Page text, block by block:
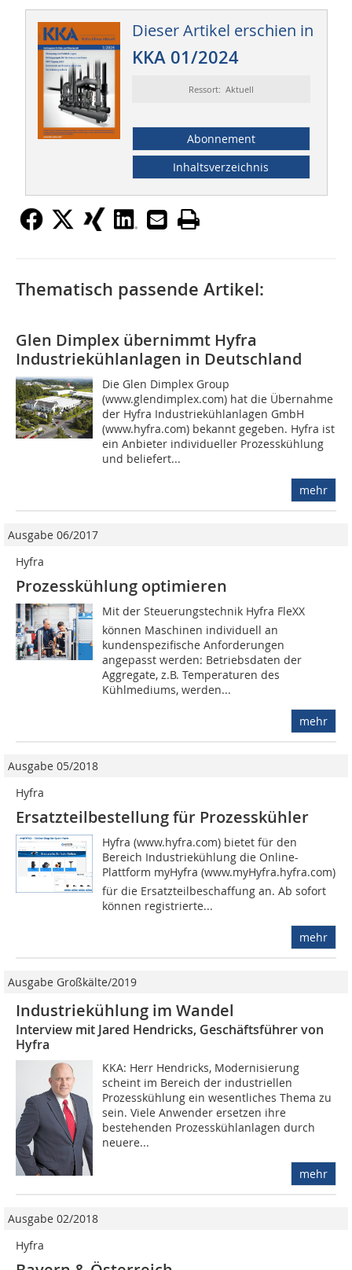
Dieser Artikel erschien in
KKA 01/2024
Ressort: Aktuell
Abonnement
Inhaltsverzeichnis
Thematisch passende Artikel:
Glen Dimplex übernimmt Hyfra
Industriekühlanlagen in Deutschland
Die Glen Dimplex Group
(www.glendimplex.com) hat die Übernahme
der Hyfra Industriekühlanlagen GmbH
(www.hyfra.com) bekannt gegeben. Hyfra ist
ein Anbieter individueller Prozesskühlung
und beliefert...
mehr
Ausgabe 06/2017
Hyfra
Prozesskühlung optimieren
Mit der Steuerungstechnik Hyfra FleXX
können Maschinen individuell an
kundenspezifische Anforderungen
angepasst werden: Betriebsdaten der
Aggregate, z.B. Temperaturen des
Kühlmediums, werden...
mehr
Ausgabe 05/2018
Hyfra
Ersatzteilbestellung für Prozesskühler
Hyfra (www.hyfra.com) bietet für den
Bereich Industriekühlung die Online-
Plattform myHyfra (www.myHyfra.hyfra.com)
für die Ersatzteilbeschaffung an. Ab sofort
können registrierte...
mehr
Ausgabe Großkälte/2019
Industriekühlung im Wandel
Interview mit Jared Hendricks, Geschäftsführer von
Hyfra
KKA: Herr Hendricks, Modernisierung
scheint im Bereich der industriellen
Prozesskühlung ein wesentliches Thema zu
sein. Viele Anwender ersetzen ihre
bestehenden Prozesskühlanlagen durch
neuere...
mehr
Ausgabe 02/2018
Hyfra